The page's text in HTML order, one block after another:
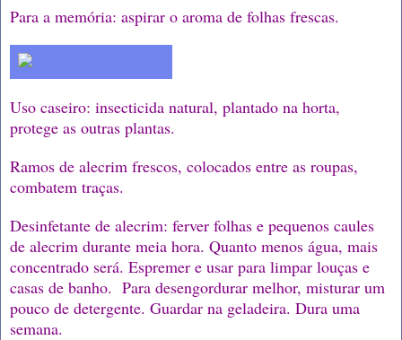
Para a memória: aspirar o aroma de folhas frescas.
Uso caseiro: insecticida natural, plantado na horta,
protege as outras plantas.
Ramos de alecrim frescos, colocados entre as roupas,
combatem traças.
Desinfetante de alecrim: ferver folhas e pequenos caules
de alecrim durante meia hora. Quanto menos água, mais
concentrado será. Espremer e usar para limpar louças e
casas de banho. Para desengordurar melhor, misturar um
pouco de detergente. Guardar na geladeira. Dura uma
semana.